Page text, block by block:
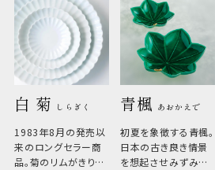
白 菊 しらぎく
1983年8月の発売以
来のロングセラー商
品。菊のリムがきりっ
青楓 あおかえで
初夏を象徴する青楓。
日本の古き良き情景
を想起させみずみず